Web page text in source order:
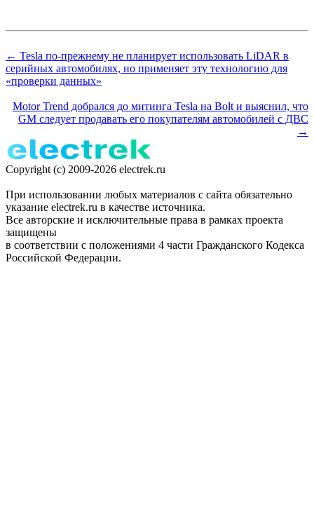
← Tesla по-прежнему не планирует использовать LiDAR в
серийных автомобилях, но применяет эту технологию для
«проверки данных»
Motor Trend добрался до митинга Tesla на Bolt и выяснил, что
GM следует продавать его покупателям автомобилей с ДВС
→
Copyright (c) 2009-2026 electrek.ru
При использовании любых материалов с сайта обязательно
указание electrek.ru в качестве источника.
Все авторские и исключительные права в рамках проекта
защищены
в соответствии с положениями 4 части Гражданского Кодекса
Российской Федерации.